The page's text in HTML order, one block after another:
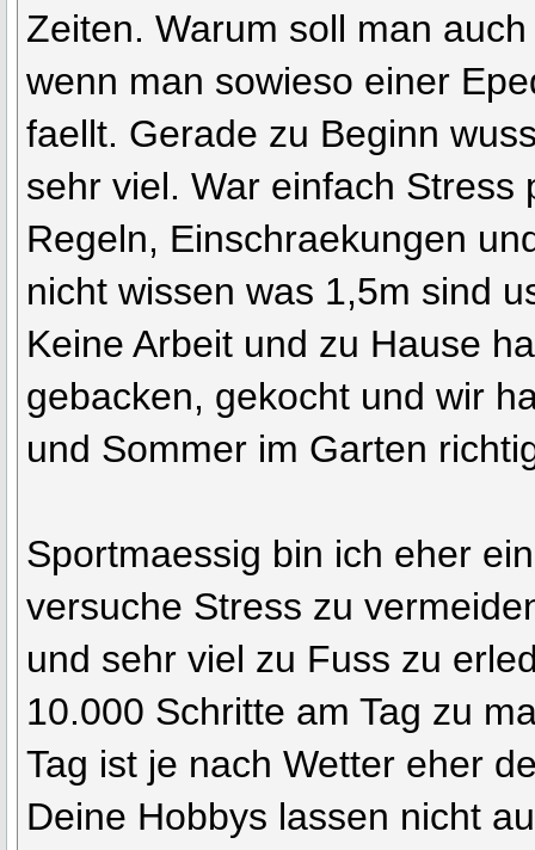
Zeiten. Warum soll man
wenn man sowieso einer
faellt. Gerade zu Beginn
sehr viel. War einfach Stress
Regeln, Einschraekungen
nicht wissen was 1,5m sind
Keine Arbeit und zu Hause
gebacken, gekocht und wir
und Sommer im Garten
Sportmaessig bin ich eher
versuche Stress zu
und sehr viel zu Fuss zu
10.000 Schritte am Tag zu
Tag ist je nach Wetter eher
Deine Hobbys lassen nicht